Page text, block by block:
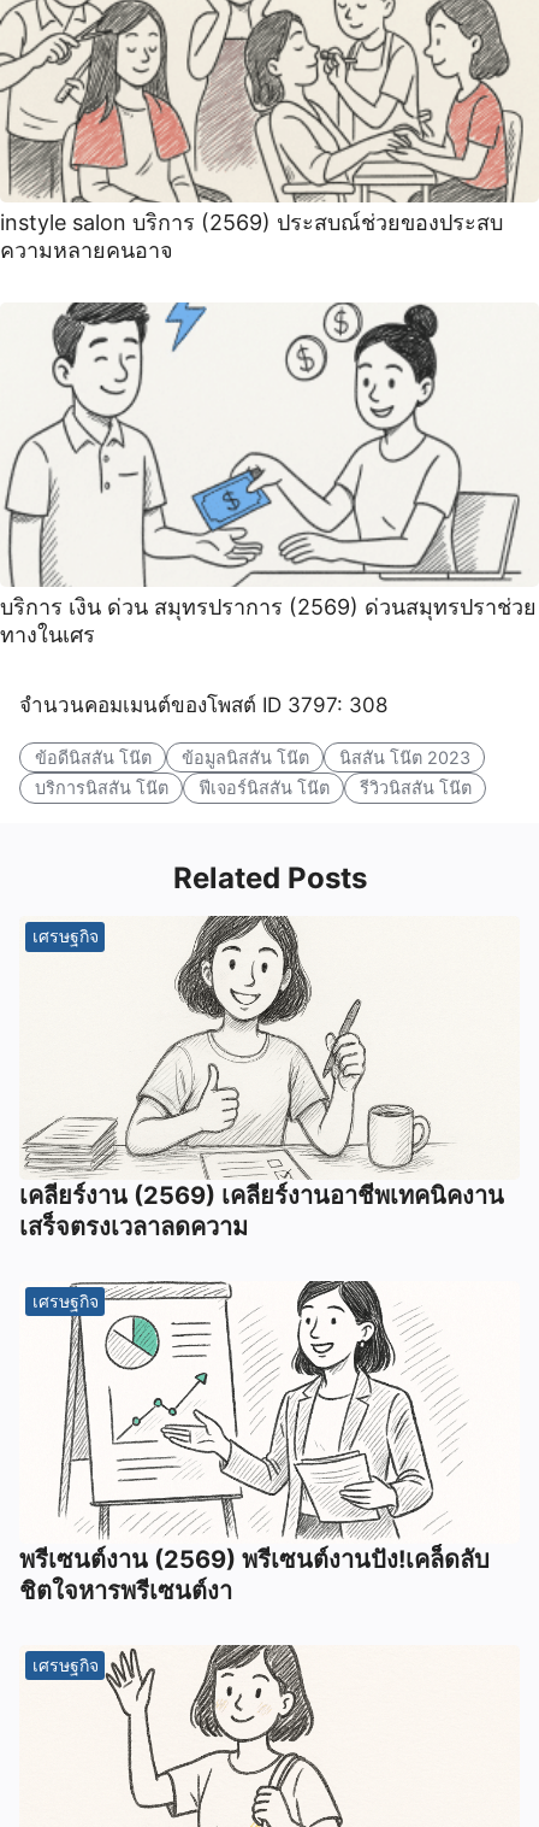
instyle salon บริการ (2569) ประสบณ์ช่วยของประสบ
ความหลายคนอาจ
บริการ เงิน ด่วน สมุทรปราการ (2569) ด่วนสมุทรปราช่วย
ทางในเศร
จำนวนคอมเมนต์ของโพสต์ ID 3797: 308
ข้อดีนิสสัน โน๊ต ข้อมูลนิสสัน โน๊ต
นิสสัน โน๊ต 2023
บริการนิสสัน โน๊ต
ฟีเจอร์นิสสัน โน๊ต รีวิวนิสสัน โน๊ต
Related Posts
เศรษฐกิจ
เคลียร์งาน (2569) เคลียร์งานอาชีพเทคนิคงาน
เสร็จตรงเวลาลดความ
เศรษฐกิจ
พรีเซนต์งาน (2569) พรีเซนต์งานปัง!เคล็ดลับ
ชิตใจหารพรีเซนต์งา
เศรษฐกิจ